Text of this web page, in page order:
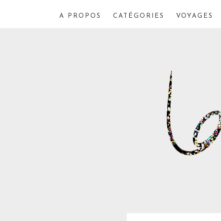
A PROPOS CATÉGORIES VOYAGES